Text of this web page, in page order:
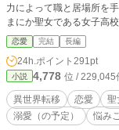
力によって職と居場所を
まにか聖女である女子高
悩み相談をしにくるように。 『私はカウンセラーでも保健室の先生でも
せん！』 そう思いつつも
のっているうちに、いつの
て、気づけば異世界で求
恋愛 完結 長編
24h.ポイント 291pt
小説 4,778 位 / 229,045
異世界転移 恋愛 聖
溺愛（の予定）
悩み